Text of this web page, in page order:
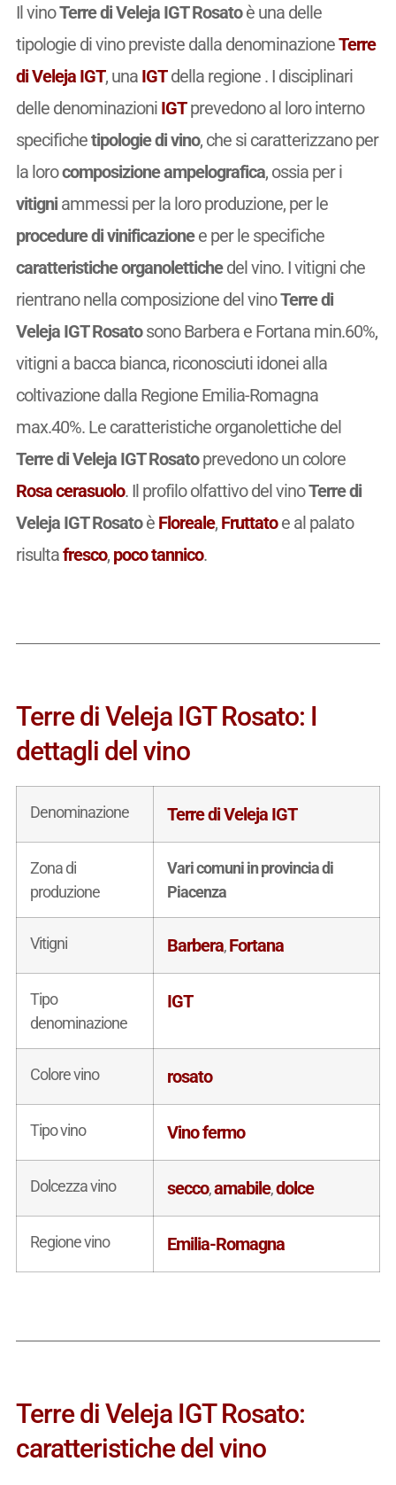
Il vinoTerre di Veleja IGT Rosatoè una delle
tipologie di vino previste dalla denominazioneTerre
di Veleja IGT, una IGTdella regione . I disciplinari
delle denominazioni IGTprevedono al loro interno
specifichetipologie di vino, che si caratterizzano per
la lorocomposizione ampelografica, ossia per i
vitigniammessi per la loro produzione, per le
procedure di vinificazionee per le specifiche
caratteristiche organolettichedel vino. I vitigni che
rientrano nella composizione del vinoTerre di
Veleja IGT Rosatosono Barbera e Fortana min.60%,
vitigni a bacca bianca, riconosciuti idonei alla
coltivazione dalla Regione Emilia-Romagna
max.40%. Le caratteristiche organolettiche del
Terre di Veleja IGT Rosatoprevedono un colore
Rosa cerasuolo. Il profilo olfattivo del vinoTerre di
Veleja IGT Rosatoè Floreale, Fruttatoe al palato
risultafresco, poco tannico.
Terre di Veleja IGT Rosato: I
dettagli del vino
Denominazione Terre di Veleja IGT
Zona di
produzione
Vari comuni in provincia di
Piacenza
Vitigni Barbera,Fortana
Tipo
denominazione
IGT
Colore vino rosato
Tipo vino Vino fermo
Dolcezza vino secco,amabile,dolce
Regione vino Emilia-Romagna
Terre di Veleja IGT Rosato:
caratteristiche del vino